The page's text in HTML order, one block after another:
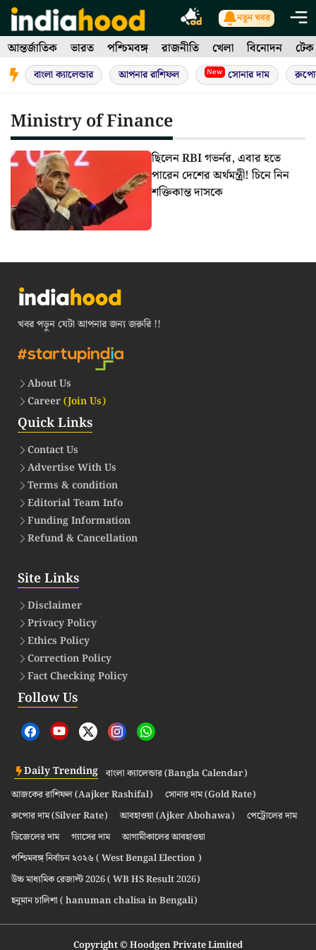
Skip
to
content
নতুন খবর
আন্তর্জাতিক ভারত পশ্চিমবঙ্গ রাজনীতি খেলা বিনোদন টেক
বাংলা ক্যালেন্ডার আপনার রাশিফল New সোনার দাম
Ministry of Finance
ছিলেন RBI গভর্নর, এবার হতে
পারেন দেশের অর্থমন্ত্রী! চিনে নিন
শক্তিকান্ত দাসকে
খবর পড়ুন যেটা আপনার জন্য জরুরি !!
About Us
Career(Join Us)
Quick Links
Contact Us
Advertise With Us
Terms & condition
Editorial Team Info
Funding Information
Refund & Cancellation
Site Links
Disclaimer
Privacy Policy
Ethics Policy
Correction Policy
Fact Checking Policy
Follow Us
Daily Trending বাংলা ক্যালেন্ডার (Bangla Calendar)
আজকের রাশিফল (Aajker Rashifal)
সোনার দাম (Gold Rate)
রুপোর দাম (Silver Rate)
আবহাওয়া (Ajker Abohawa)
পেট্রোলের দাম
ডিজেলের দাম
গ্যাসের দাম
আগামীকালের আবহাওয়া
পশ্চিমবঙ্গ নির্বাচন ২০২৬ ( West Bengal Election )
উচ্চ মাধ্যমিক রেজাল্ট 2026 ( WB HS Result 2026)
হনুমান চালিশা ( hanuman chalisa in Bengali)
Copyright © Hoodgen Private Limited